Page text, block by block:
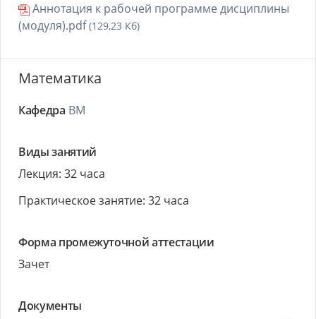
Аннотация к рабочей программе дисциплины
(модуля).pdf(129,23 Кб)
Математика
Кафедра ВМ
Виды занятий
Лекция: 32 часа
Практическое занятие: 32 часа
Форма промежуточной аттестации
Зачет
Документы